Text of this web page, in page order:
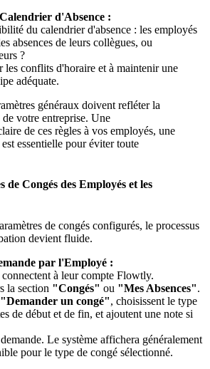
d'Absence :
du calendrier d'absence : les employés
absences de leurs collègues, ou
?
les conflits d'horaire et à maintenir une
adéquate.
généraux doivent refléter la
votre entreprise. Une
de ces règles à vos employés, une
essentielle pour éviter toute
de Congés des Employés et les
de congés configurés, le processus
devient fluide.
par l'Employé :
à leur compte Flowtly.
la section "Congés" ou "Mes Absences".
"Demander un congé", choisissent le type
de début et de fin, et ajoutent une note si
Le système affichera généralement
pour le type de congé sélectionné.